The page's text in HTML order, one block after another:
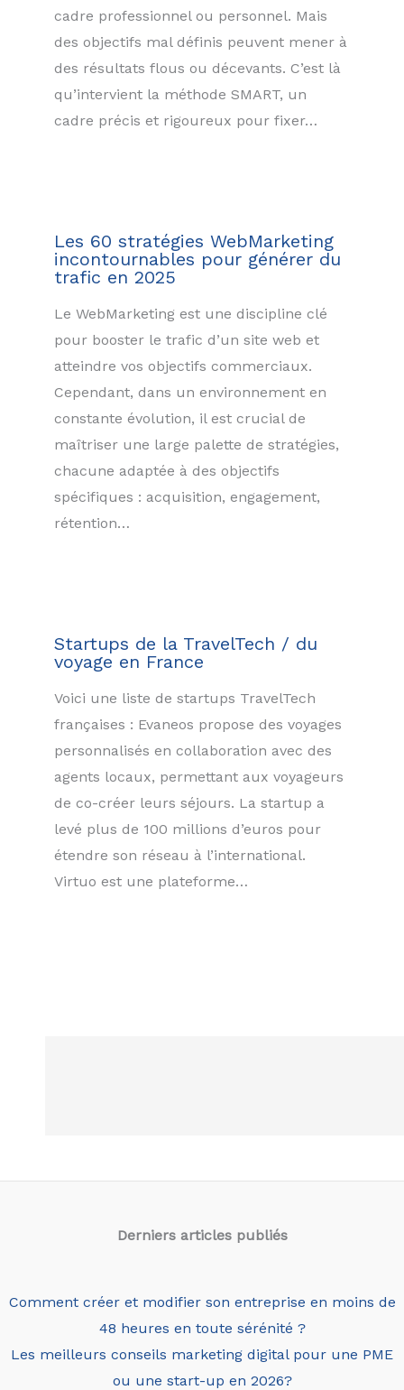
cadre professionnel ou personnel. Mais
des objectifs mal définis peuvent mener à
des résultats flous ou décevants. C’est là
qu’intervient la méthode SMART, un
cadre précis et rigoureux pour fixer…
Les 60 stratégies WebMarketing
incontournables pour générer du
trafic en 2025
Le WebMarketing est une discipline clé
pour booster le trafic d’un site web et
atteindre vos objectifs commerciaux.
Cependant, dans un environnement en
constante évolution, il est crucial de
maîtriser une large palette de stratégies,
chacune adaptée à des objectifs
spécifiques : acquisition, engagement,
rétention…
Startups de la TravelTech / du
voyage en France
Voici une liste de startups TravelTech
françaises : Evaneos propose des voyages
personnalisés en collaboration avec des
agents locaux, permettant aux voyageurs
de co-créer leurs séjours. La startup a
levé plus de 100 millions d’euros pour
étendre son réseau à l’international.
Virtuo est une plateforme…
Derniers articles publiés
Comment créer et modifier son entreprise en moins de
48 heures en toute sérénité ?
Les meilleurs conseils marketing digital pour une PME
ou une start-up en 2026?